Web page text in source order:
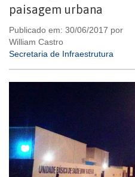
paisagem urbana
Publicado em: 30/06/2017 por
William Castro
Secretaria de Infraestrutura